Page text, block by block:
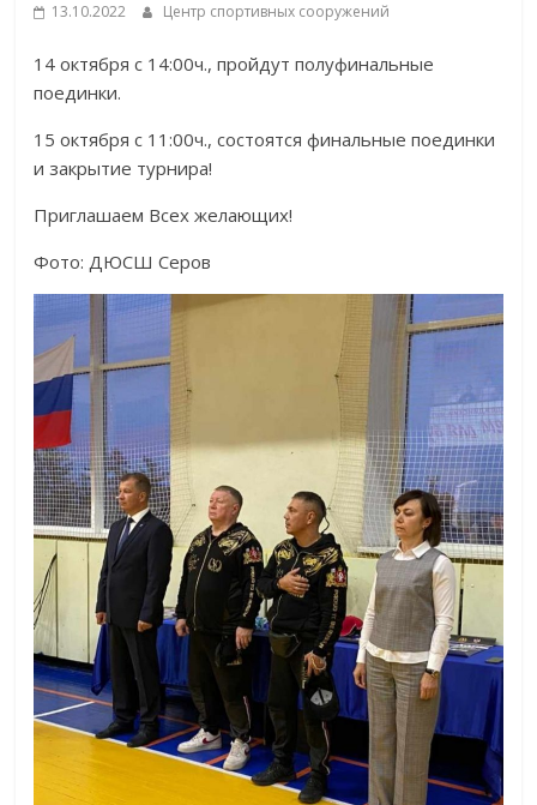
13.10.2022 Центр спортивных сооружений
14 октября с 14:00ч., пройдут полуфинальные
поединки.
15 октября с 11:00ч., состоятся финальные поединки
и закрытие турнира!
Приглашаем Всех желающих!
Фото: ДЮСШ Серов